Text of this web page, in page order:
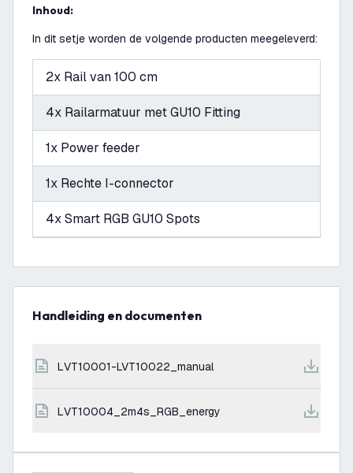
Inhoud:
In dit setje worden de volgende producten meegeleverd:
2x Rail van 100 cm
4x Railarmatuur met GU10 Fitting
1x Power feeder
1x Rechte I-connector
4x Smart RGB GU10 Spots
Handleiding en documenten
LVT10001-LVT10022_manual
LVT10004_2m4s_RGB_energy